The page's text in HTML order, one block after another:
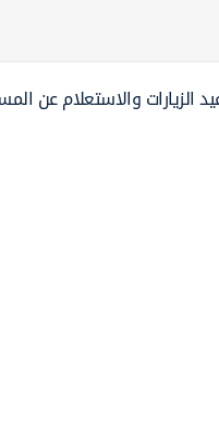
الزيارات والاستعلام عن